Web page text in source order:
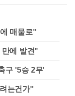
매물로"
만에 발견"
구 '5승 2무'
는건가"